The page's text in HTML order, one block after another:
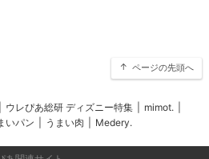
ページの先頭へ
ウレぴあ総研 ディズニー特集 mimot.
いパン うまい肉 Medery.